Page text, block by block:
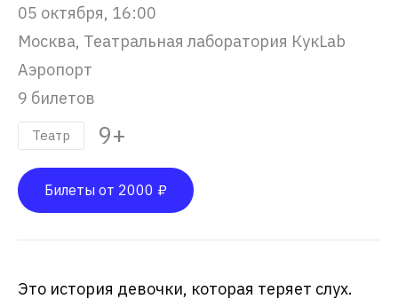
05 октября, 16:00
Москва, Театральная лаборатория КукLab
Аэропорт
9 билетов
Театр 9+
Билеты от 2000 ₽
Это история девочки, которая теряет слух.